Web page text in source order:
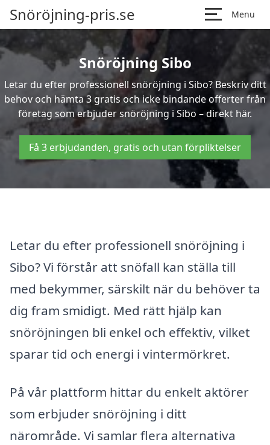
Snöröjning-pris.se Menu
Snöröjning Sibo
Letar du efter professionell snöröjning i Sibo? Beskriv ditt
behov och hämta 3 gratis och icke bindande offerter från
företag som erbjuder snöröjning i Sibo – direkt här.
Få 3 erbjudanden, gratis och utan förpliktelser
Letar du efter professionell snöröjning i
Sibo? Vi förstår att snöfall kan ställa till
med bekymmer, särskilt när du behöver ta
dig fram smidigt. Med rätt hjälp kan
snöröjningen bli enkel och effektiv, vilket
sparar tid och energi i vintermörkret.
På vår plattform hittar du enkelt aktörer
som erbjuder snöröjning i ditt
närområde. Vi samlar flera alternativa